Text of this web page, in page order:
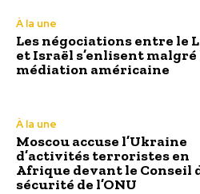
À la une
Les négociations entre le
et Israël s’enlisent malgré
médiation américaine
À la une
Moscou accuse l’Ukraine
d’activités terroristes en
Afrique devant le Conseil
sécurité de l’ONU